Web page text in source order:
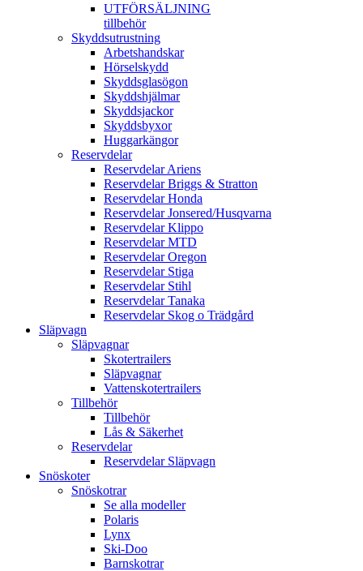
UTFÖRSÄLJNING
tillbehör
Skyddsutrustning
Arbetshandskar
Hörselskydd
Skyddsglasögon
Skyddshjälmar
Skyddsjackor
Skyddsbyxor
Huggarkängor
Reservdelar
Reservdelar Ariens
Reservdelar Briggs & Stratton
Reservdelar Honda
Reservdelar Jonsered/Husqvarna
Reservdelar Klippo
Reservdelar MTD
Reservdelar Oregon
Reservdelar Stiga
Reservdelar Stihl
Reservdelar Tanaka
Reservdelar Skog o Trädgård
Släpvagn
Släpvagnar
Skotertrailers
Släpvagnar
Vattenskotertrailers
Tillbehör
Tillbehör
Lås & Säkerhet
Reservdelar
Reservdelar Släpvagn
Snöskoter
Snöskotrar
Se alla modeller
Polaris
Lynx
Ski-Doo
Barnskotrar